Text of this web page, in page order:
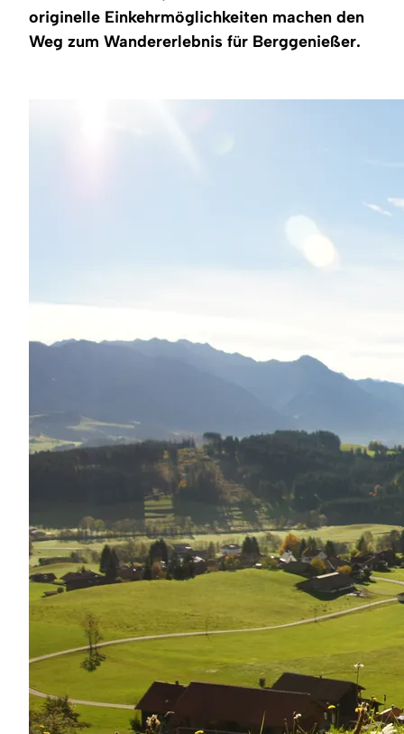
originelle Einkehrmöglichkeiten machen den
Weg zum Wandererlebnis für Berggenießer.